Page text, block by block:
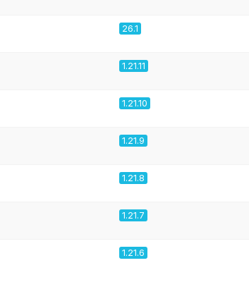
26.1
1.21.11
1.21.10
1.21.9
1.21.8
1.21.7
1.21.6